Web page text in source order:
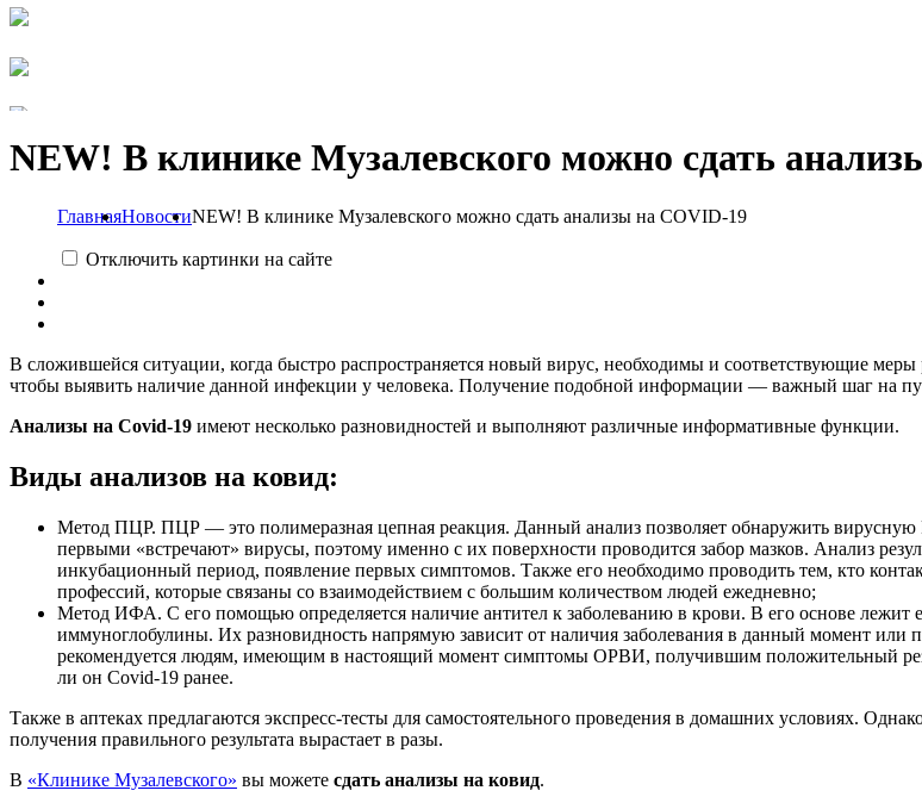
NEW! В клинике Музалевского можно сдать
ГлавнаяНовостиNEW! В клинике Музалевского можно сдать анализы на COVID-19
Отключить картинки на сайте
В сложившейся ситуации, когда быстро распространяется новый вирус, необходимы и соответствующие
чтобы выявить наличие данной инфекции у человека. Получение подобной информации — важный шаг на
Анализы на Covid-19 имеют несколько разновидностей и выполняют различные информативные функции.
Виды анализов на ковид:
Метод ПЦР. ПЦР — это полимеразная цепная реакция. Данный анализ позволяет обнаружить вирусную
первыми «встречают» вирусы, поэтому именно с их поверхности проводится забор мазков. Анализ
инкубационный период, появление первых симптомов. Также его необходимо проводить тем, кто
профессий, которые связаны со взаимодействием с большим количеством людей ежедневно;
Метод ИФА. С его помощью определяется наличие антител к заболеванию в крови. В его основе лежит
иммуноглобулины. Их разновидность напрямую зависит от наличия заболевания в данный момент или
рекомендуется людям, имеющим в настоящий момент симптомы ОРВИ, получившим положительный
ли он Covid-19 ранее.
Также в аптеках предлагаются экспресс-тесты для самостоятельного проведения в домашних условиях.
получения правильного результата вырастает в разы.
В «Клинике Музалевского» вы можете сдать анализы на ковид.